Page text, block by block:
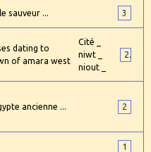
sauveur ... 3
Cité _
niwt _
niout _
ancienne ... 2
1